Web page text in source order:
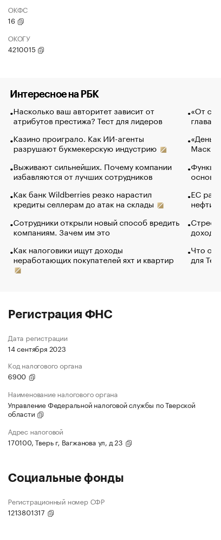
ОКФС
16
ОКОГУ
4210015
Интересное на РБК
Насколько ваш авторитет зависит от
атрибутов престижа? Тест для лидеров
Казино проиграло. Как ИИ-агенты
разрушают букмекерскую индустрию
Выживают сильнейших. Почему компании
избавляются от лучших сотрудников
Как банк Wildberries резко нарастил
кредиты селлерам до атак на склады
Сотрудники открыли новый способ вредить
компаниям. Зачем им это
Как налоговики ищут доходы
неработающих покупателей яхт и квартир
«От
глава
Маск в
основ
ЕС
нефти
Что
для
Регистрация ФНС
Дата регистрации
14 сентября 2023
Код налогового органа
6900
Наименование налогового органа
Управление Федеральной налоговой службы по Тверской
области
Адрес налоговой
170100, Тверь г, Вагжанова ул, д 23
Социальные фонды
Регистрационный номер СФР
1213801317